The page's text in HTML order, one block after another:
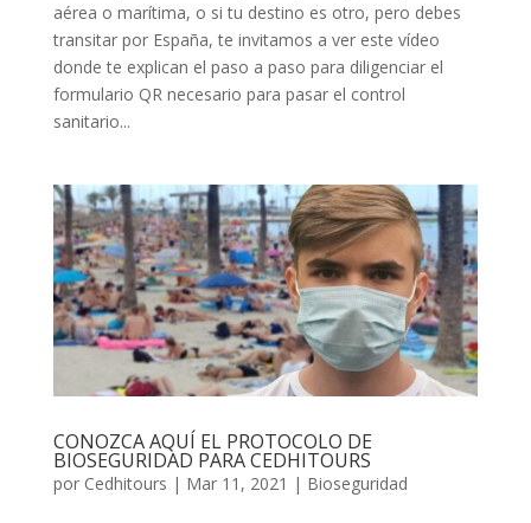
aérea o marítima, o si tu destino es otro, pero debes
transitar por España, te invitamos a ver este vídeo
donde te explican el paso a paso para diligenciar el
formulario QR necesario para pasar el control
sanitario...
CONOZCA AQUÍ EL PROTOCOLO DE
BIOSEGURIDAD PARA CEDHITOURS
por Cedhitours | Mar 11, 2021 | Bioseguridad